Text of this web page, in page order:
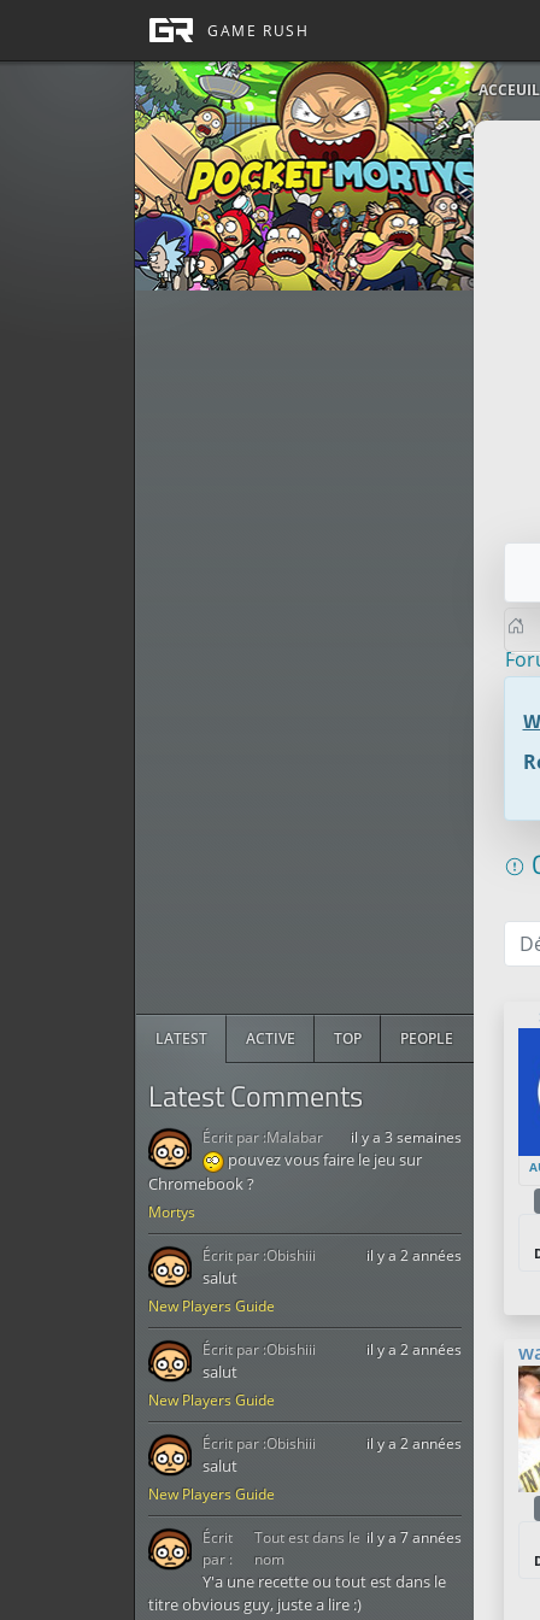
ACCEUIL
LATEST ACTIVE TOP PEOPLE
Latest Comments
Mortys
il y a 3 semaines
pouvez vous faire le jeu sur
Chromebook ?
Écrit par :Malabar
New Players Guide
il y a 2 années
salut
Écrit par :Obishiii
New Players Guide
il y a 2 années
salut
Écrit par :Obishiii
New Players Guide
il y a 2 années
salut
Écrit par :Obishiii
il y a 7 années
Y'a une recette ou tout est dans le
titre obvious guy, juste a lire :)
Écrit
par :
Tout est dans le
nom